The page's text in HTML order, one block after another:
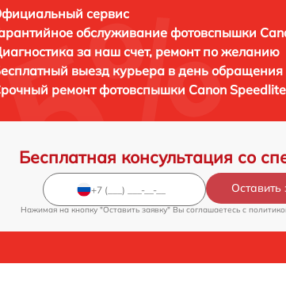
сервис
обслуживание фотовспышки
за наш счет, ремонт по желанию
выезд курьера в день обращения
ремонтфотовспышки Canon
Бесплатная консультация со
Оставить
Нажимая на кнопку "Оставить заявку" Вы соглашаетесь c